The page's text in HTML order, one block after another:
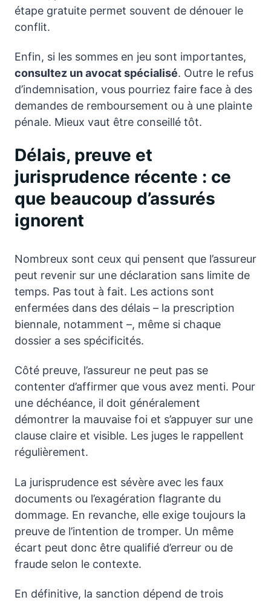
étape gratuite permet souvent de dénouer le
conflit.
Enfin, si les sommes en jeu sont importantes,
consultez un avocat spécialisé. Outre le refus
d’indemnisation, vous pourriez faire face à des
demandes de remboursement ou à une plainte
pénale. Mieux vaut être conseillé tôt.
Délais, preuve et
jurisprudence récente : ce
que beaucoup d’assurés
ignorent
Nombreux sont ceux qui pensent que l’assureur
peut revenir sur une déclaration sans limite de
temps. Pas tout à fait. Les actions sont
enfermées dans des délais – la prescription
biennale, notamment –, même si chaque
dossier a ses spécificités.
Côté preuve, l’assureur ne peut pas se
contenter d’affirmer que vous avez menti. Pour
une déchéance, il doit généralement
démontrer la mauvaise foi et s’appuyer sur une
clause claire et visible. Les juges le rappellent
régulièrement.
La jurisprudence est sévère avec les faux
documents ou l’exagération flagrante du
dommage. En revanche, elle exige toujours la
preuve de l’intention de tromper. Un même
écart peut donc être qualifié d’erreur ou de
fraude selon le contexte.
En définitive, la sanction dépend de trois